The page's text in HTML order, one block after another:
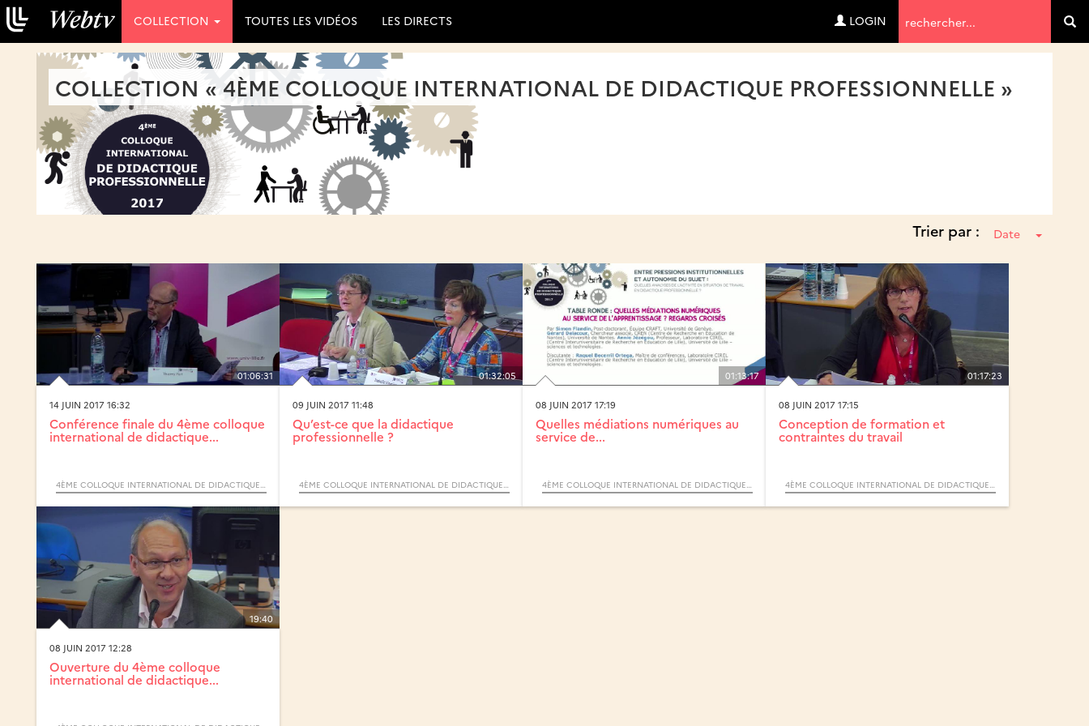
de
recherche
COLLECTION TOUTES LES VIDÉOS LES DIRECTS LOGIN
COLLECTION « 4ÈME COLLOQUE INTERNATIONAL DE DIDACTIQUE PROFESSIONNELLE »
Trier par : Date
01:06:31
14 JUIN 2017 16:32
Conférence finale du 4ème colloque
international de didactique...
4ÈME COLLOQUE INTERNATIONAL DE DIDACTIQUE PROFESSIONNELLE
01:32:05
09 JUIN 2017 11:48
Qu’est-ce que la didactique
professionnelle ?
4ÈME COLLOQUE INTERNATIONAL DE DIDACTIQUE PROFESSIONNELLE
01:13:17
08 JUIN 2017 17:19
Quelles médiations numériques au
service de...
4ÈME COLLOQUE INTERNATIONAL DE DIDACTIQUE PROFESSIONNELLE
01:17:23
08 JUIN 2017 17:15
Conception de formation et
contraintes du travail
4ÈME COLLOQUE INTERNATIONAL DE DIDACTIQUE PROFESSIONNELLE
19:40
08 JUIN 2017 12:28
Ouverture du 4ème colloque
international de didactique...